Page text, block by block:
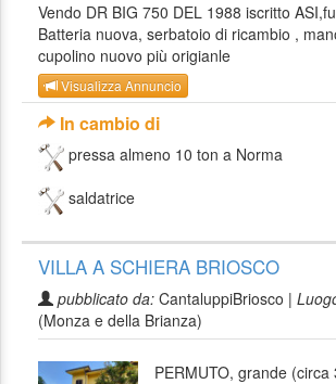
Vendo DR BIG 750 DEL 1988 iscritto
Batteria nuova, serbatoio di ricambio ,
cupolino nuovo più origianle
Visualizza Annuncio
In cambio di
pressa almeno 10 ton a Norma
saldatrice
VILLA A SCHIERA BRIOSCO
pubblicato da: CantaluppiBriosco |
(Monza e della Brianza)
PERMUTO, grande